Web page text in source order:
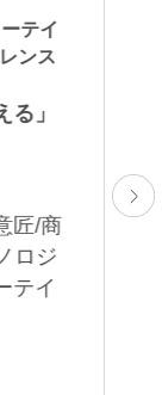
テイ
ンス
る」
匠/商
ロジ
テイ